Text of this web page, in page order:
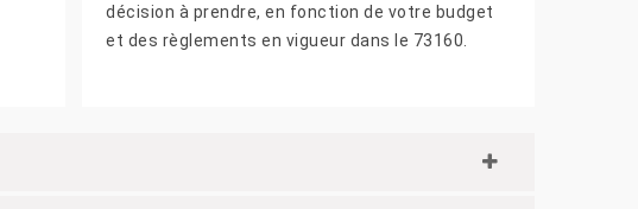
décision à prendre, en fonction de votre budget
et des règlements en vigueur dans le 73160.